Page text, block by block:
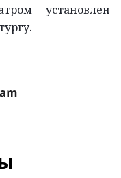
установлен